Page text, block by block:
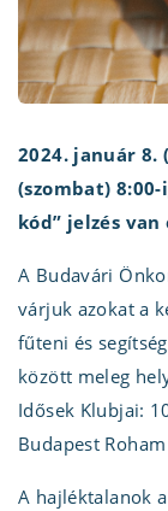
2024. január 8.
(szombat)
kód” jelzés
A Budavári
várjuk azokat a
fűteni és
között meleg
Idősek Klubjai:
Budapest
A hajléktalanok